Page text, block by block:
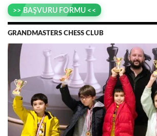
>> BAŞVURU FORMU <<
GRANDMASTERS CHESS CLUB